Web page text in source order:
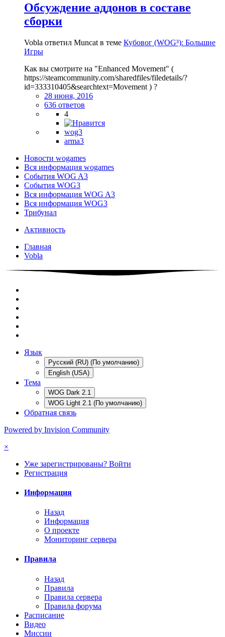
Обсуждение аддонов в составе
сборки
Vobla ответил Muncat в теме Кубовог (WOG³): Большие
Игры
Как вы смотрите на "Enhanced Movement" (
https://steamcommunity.com/sharedfiles/filedetails/?
id=333310405&searchtext=Movement ) ?
28 июня, 2016
636 ответов
4
wog3
arma3
Новости wogames
Вся информация wogames
События WOG A3
События WOG3
Вся информация WOG A3
Вся информация WOG3
Трибунал
Активность
Главная
Vobla
Язык
Русский (RU) (По умолчанию)
English (USA)
Тема
WOG Dark 2.1
WOG Light 2.1 (По умолчанию)
Обратная связь
Powered by Invision Community
×
Уже зарегистрированы? Войти
Регистрация
Информация
Назад
Информация
О проекте
Мониторинг сервера
Правила
Назад
Правила
Правила сервера
Правила форума
Расписание
Видео
Миссии